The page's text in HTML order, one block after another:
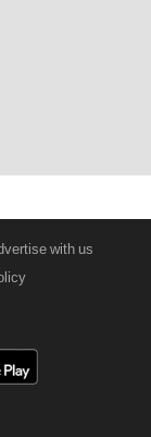
with us